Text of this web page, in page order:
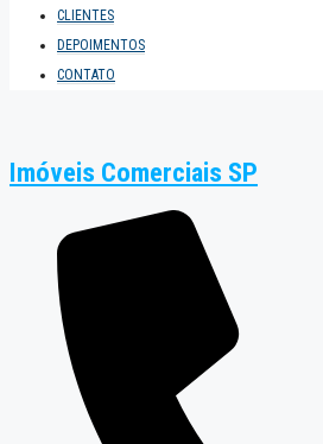
CLIENTES
DEPOIMENTOS
CONTATO
Imóveis Comerciais SP